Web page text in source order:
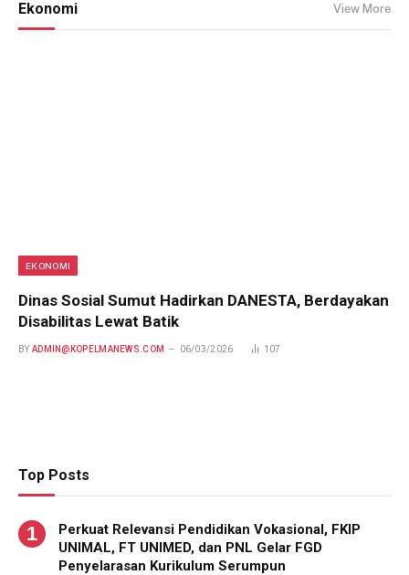
Ekonomi View More
EKONOMI
Dinas Sosial Sumut Hadirkan DANESTA, Berdayakan
Disabilitas Lewat Batik
BY ADMIN@KOPELMANEWS.COM 06/03/2026 107
Top Posts
Perkuat Relevansi Pendidikan Vokasional, FKIP
UNIMAL, FT UNIMED, dan PNL Gelar FGD
Penyelarasan Kurikulum Serumpun